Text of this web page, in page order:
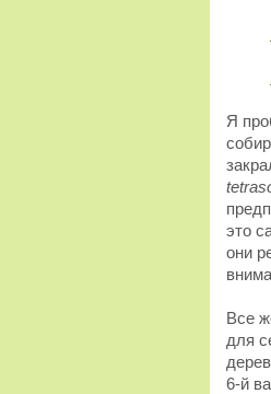
Я
это
они
Все
для
6-й